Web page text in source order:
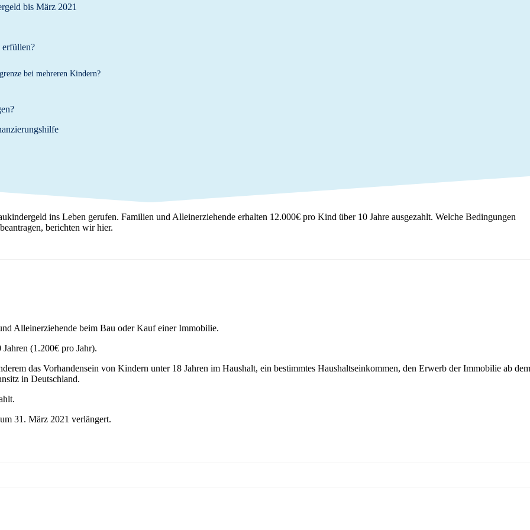
bis März 2021
erfüllen?
bei mehreren Kindern?
ins Leben gerufen. Familien und Alleinerziehende erhalten 12.000€ pro Kind über 10 Jahre ausgezahlt. Welche Bedingungen
berichten wir hier.
Alleinerziehende beim Bau oder Kauf einer Immobilie.
(1.200€ pro Jahr).
das Vorhandensein von Kindern unter 18 Jahren im Haushalt, ein bestimmtes Haushaltseinkommen, den Erwerb der Immobilie ab dem
in Deutschland.
31. März 2021 verlängert.